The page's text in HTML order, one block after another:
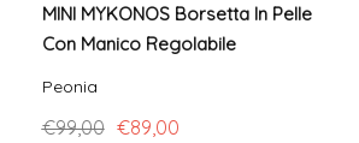
MINI MYKONOS Borsetta In Pelle
Con Manico Regolabile
Peonia
€99,00 €89,00